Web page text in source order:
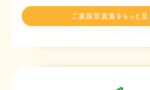
ご家族写真集をもっと見